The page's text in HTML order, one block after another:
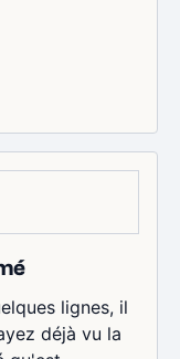
lignes, il
déjà vu la